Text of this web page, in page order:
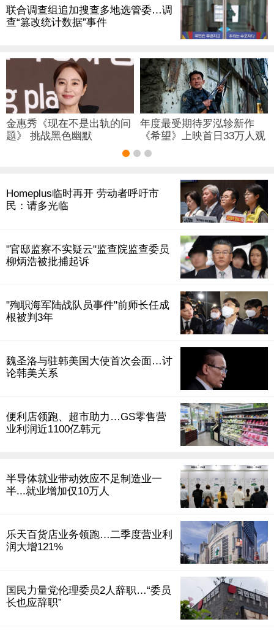
联合调查组追加搜查多地选管委…调
查“篡改统计数据”事件
金惠秀《现在不是出轨的问
题》 挑战黑色幽默
年度最受期待罗泓轸新作
《希望》上映首日33万人观
影
Homeplus临时再开 劳动者呼吁市
民：请多光临
"官邸监察不实疑云"监查院监查委员
柳炳浩被批捕起诉
"殉职海军陆战队员事件"前师长任成
根被判3年
魏圣洛与驻韩美国大使首次会面…讨
论韩美关系
便利店领跑、超市助力…GS零售营
业利润近1100亿韩元
半导体就业带动效应不足制造业一
半...就业增加仅10万人
乐天百货店业务领跑…二季度营业利
润大增121%
国民力量党伦理委员2人辞职…“委员
长也应辞职”